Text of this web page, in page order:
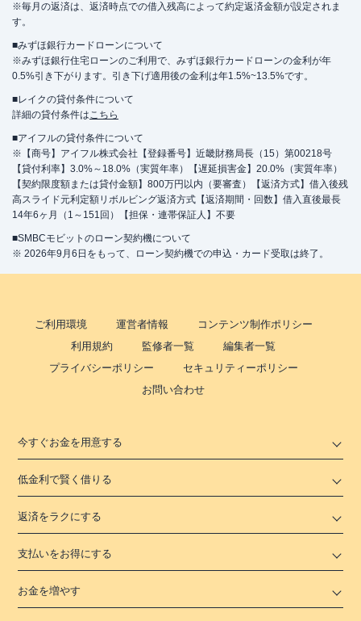
※毎月の返済は、返済時点での借入残高によって約定返済金額が設定されま
す。
■みずほ銀行カードローンについて
※みずほ銀行住宅ローンのご利用で、みずほ銀行カードローンの金利が年
0.5%引き下がります。引き下げ適用後の金利は年1.5%~13.5%です。
■レイクの貸付条件について
詳細の貸付条件はこちら
■アイフルの貸付条件について
※【商号】アイフル株式会社【登録番号】近畿財務局長（15）第00218号
【貸付利率】3.0%～18.0%（実質年率）【遅延損害金】20.0%（実質年率）
【契約限度額または貸付金額】800万円以内（要審査）【返済方式】借入後残
高スライド元利定額リボルビング返済方式【返済期間・回数】借入直後最長
14年6ヶ月（1～151回）【担保・連帯保証人】不要
■SMBCモビットのローン契約機について
※ 2026年9月6日をもって、ローン契約機での申込・カード受取は終了。
ご利用環境 運営者情報
コンテンツ制作ポリシー
利用規約
監修者一覧
編集者一覧
プライバシーポリシー
セキュリティーポリシー
お問い合わせ
今すぐお金を用意する
低金利で賢く借りる
返済をラクにする
支払いをお得にする
お金を増やす